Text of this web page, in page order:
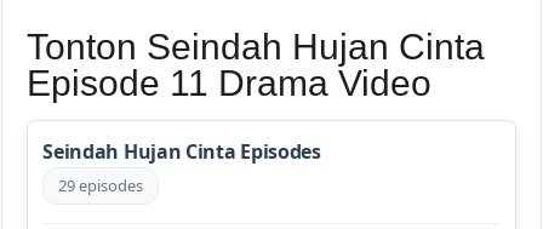
Tonton Seindah Hujan Cinta
Episode 11 Drama Video
Seindah Hujan Cinta Episodes
29 episodes